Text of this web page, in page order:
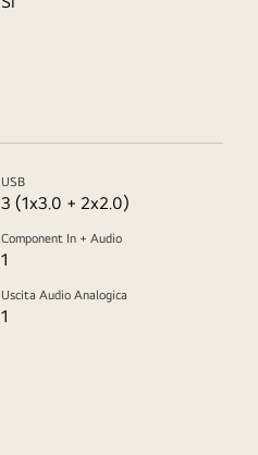
USB
3 (1x3.0 + 2x2.0)
Component In + Audio
1
Uscita Audio Analogica
1